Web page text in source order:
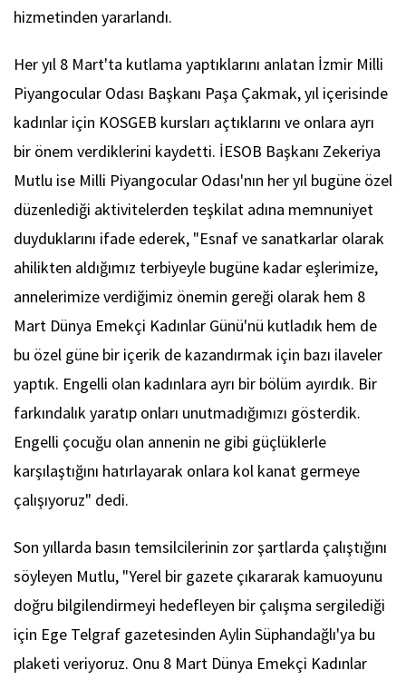
hizmetinden yararlandı.
Her yıl 8 Mart'ta kutlama yaptıklarını anlatan İzmir Milli
Piyangocular Odası Başkanı Paşa Çakmak, yıl içerisinde
kadınlar için KOSGEB kursları açtıklarını ve onlara ayrı
bir önem verdiklerini kaydetti. İESOB Başkanı Zekeriya
Mutlu ise Milli Piyangocular Odası'nın her yıl bugüne özel
düzenlediği aktivitelerden teşkilat adına memnuniyet
duyduklarını ifade ederek, "Esnaf ve sanatkarlar olarak
ahilikten aldığımız terbiyeyle bugüne kadar eşlerimize,
annelerimize verdiğimiz önemin gereği olarak hem 8
Mart Dünya Emekçi Kadınlar Günü'nü kutladık hem de
bu özel güne bir içerik de kazandırmak için bazı ilaveler
yaptık. Engelli olan kadınlara ayrı bir bölüm ayırdık. Bir
farkındalık yaratıp onları unutmadığımızı gösterdik.
Engelli çocuğu olan annenin ne gibi güçlüklerle
karşılaştığını hatırlayarak onlara kol kanat germeye
çalışıyoruz" dedi.
Son yıllarda basın temsilcilerinin zor şartlarda çalıştığını
söyleyen Mutlu, "Yerel bir gazete çıkararak kamuoyunu
doğru bilgilendirmeyi hedefleyen bir çalışma sergilediği
için Ege Telgraf gazetesinden Aylin Süphandağlı'ya bu
plaketi veriyoruz. Onu 8 Mart Dünya Emekçi Kadınlar